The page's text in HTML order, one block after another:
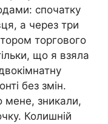
спочатку
а через три
торгового
що я взяла
без змін.
мене, зникали,
Колишній